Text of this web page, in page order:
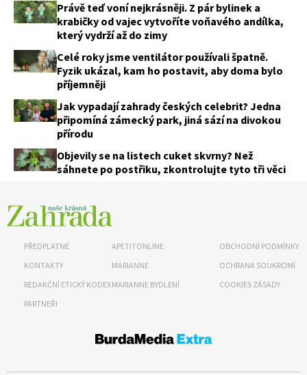
Právě teď voní nejkrásněji. Z pár bylinek a
krabičky od vajec vytvoříte voňavého andílka,
který vydrží až do zimy
Celé roky jsme ventilátor používali špatně.
Fyzik ukázal, kam ho postavit, aby doma bylo
příjemněji
Jak vypadají zahrady českých celebrit? Jedna
připomíná zámecký park, jiná sází na divokou
přírodu
Objevily se na listech cuket skvrny? Než
sáhnete po postřiku, zkontrolujte tyto tři věci
PŘEDPLATNÉ
KONTAKTY
REDAKČNÍ ETICKÝ KODEX
PARTNEŘI
APETITONLINE
MARIANNE
MARIANNE BYDLENÍ
OBCHODNÍ PODMÍNKY
OCHRANA SOUKROMÍ
COOKIES ZÁSADY